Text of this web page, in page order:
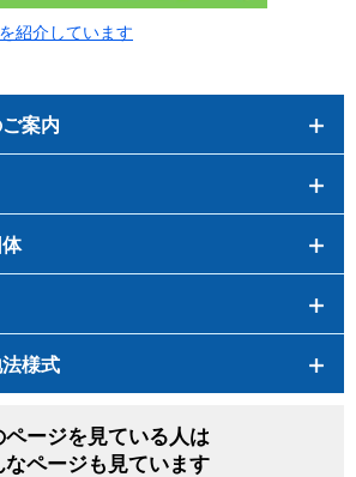
紹介しています
案内
様式
ページを見ている人は
なページも見ています